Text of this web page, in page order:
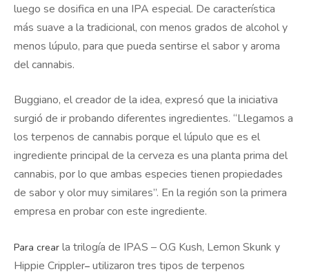
luego se dosifica en una IPA especial. De característica
más suave a la tradicional, con menos grados de alcohol y
menos lúpulo, para que pueda sentirse el sabor y aroma
del cannabis.
Buggiano, el creador de la idea, expresó que la iniciativa
surgió de ir probando diferentes ingredientes. “Llegamos a
los terpenos de cannabis porque el lúpulo que es el
ingrediente principal de la cerveza es una planta prima del
cannabis, por lo que ambas especies tienen propiedades
de sabor y olor muy similares”. En la región son la primera
empresa en probar con este ingrediente.
Para crear la trilogía de IPAS – O.G Kush, Lemon Skunk y
Hippie Crippler– utilizaron tres tipos de terpenos